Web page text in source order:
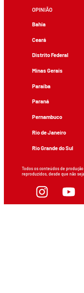
OPINIÃO
Bahia
Ceará
Distrito Federal
Minas Gerais
Paraíba
Paraná
Pernambuco
Rio de Janeiro
Rio Grande do Sul
Todos os conteúdos de
reproduzidos, desde que não